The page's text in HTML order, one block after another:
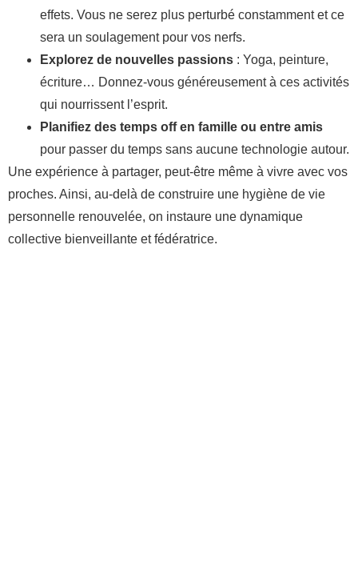
effets. Vous ne serez plus perturbé constamment et ce
sera un soulagement pour vos nerfs.
Explorez de nouvelles passions : Yoga, peinture,
écriture… Donnez-vous généreusement à ces activités
qui nourrissent l’esprit.
Planifiez des temps off en famille ou entre amis
pour passer du temps sans aucune technologie autour.
Une expérience à partager, peut-être même à vivre avec vos
proches. Ainsi, au-delà de construire une hygiène de vie
personnelle renouvelée, on instaure une dynamique
collective bienveillante et fédératrice.